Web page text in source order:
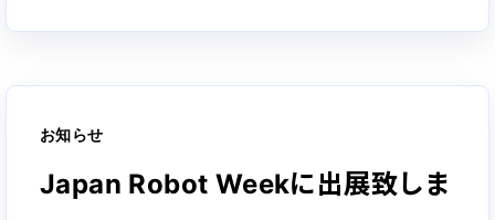
お知らせ
Japan Robot Weekに出展致しま